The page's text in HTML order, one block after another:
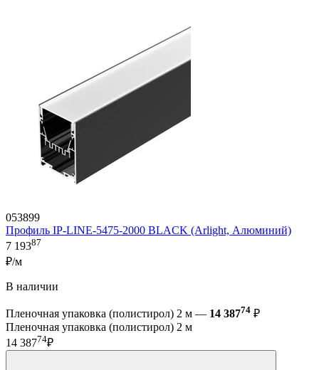
053899
Профиль IP-LINE-5475-2000 BLACK (Arlight, Алюминий)
7 19387
₽/м
В наличии
Пленочная упаковка (полистирол) 2 м — 14 38774 ₽
Пленочная упаковка (полистирол) 2 м
14 38774₽